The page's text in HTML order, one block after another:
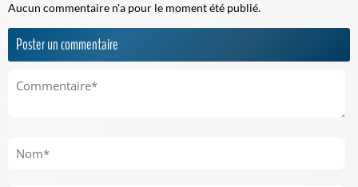
Aucun commentaire n'a pour le moment été publié.
Poster un commentaire